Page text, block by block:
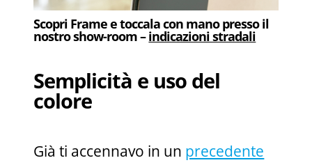
Scopri Frame e toccala con mano presso il
nostro show-room –indicazioni stradali
Semplicità e uso del
colore
Già ti accennavo in un precedente